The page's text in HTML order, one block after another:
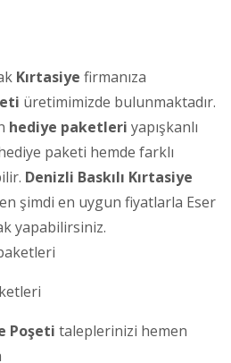
Kırtasiye firmanıza
üretimimizde bulunmaktadır.
hediye paketleri yapışkanlı
paketi hemde farklı
Denizli Baskılı Kırtasiye
şimdi en uygun fiyatlarla Eser
yapabilirsiniz.
Poşeti taleplerinizi hemen